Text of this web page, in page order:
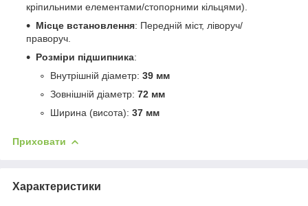
кріпильними елементами/стопорними кільцями).
Місце встановлення: Передній міст, ліворуч/
праворуч.
Розміри підшипника:
Внутрішній діаметр: 39 мм
Зовнішній діаметр: 72 мм
Ширина (висота): 37 мм
Приховати
Характеристики